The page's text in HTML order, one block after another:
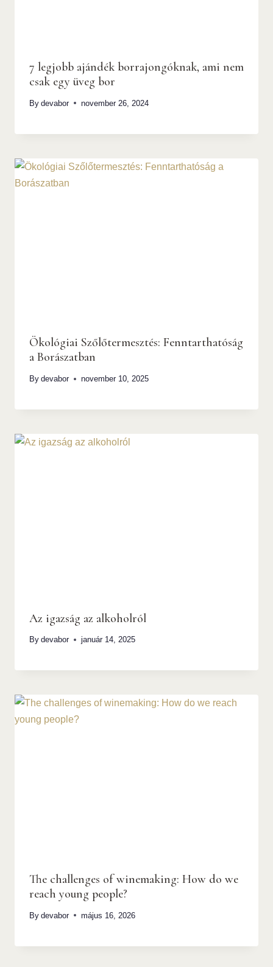
7 legjobb ajándék borrajongóknak, ami nem
csak egy üveg bor
By devabor november 26, 2024
Ökológiai Szőlőtermesztés: Fenntarthatóság
a Borászatban
By devabor november 10, 2025
Az igazság az alkoholról
By devabor január 14, 2025
The challenges of winemaking: How do we
reach young people?
By devabor május 16, 2026